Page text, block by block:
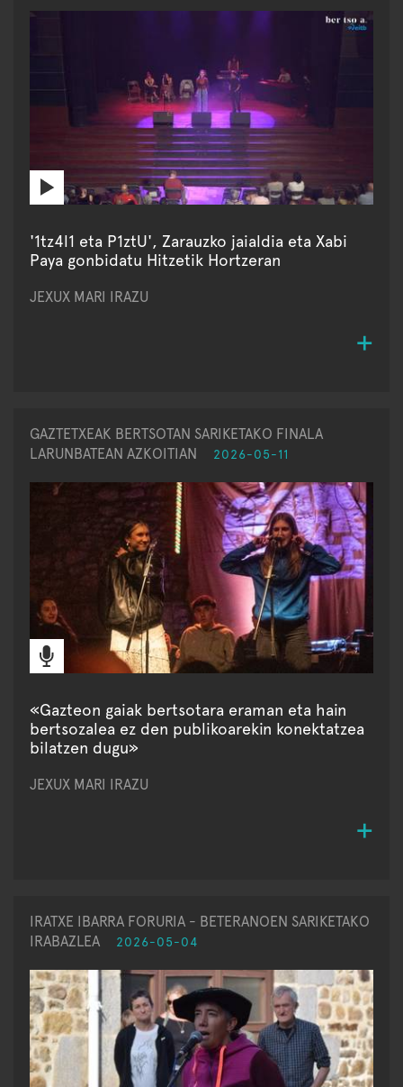
'1tz4l1 eta P1ztU', Zarauzko jaialdia eta Xabi
Paya gonbidatu Hitzetik Hortzeran
JEXUX MARI IRAZU
GAZTETXEAK BERTSOTAN SARIKETAKO FINALA
LARUNBATEAN AZKOITIAN
2026-05-11
«Gazteon gaiak bertsotara eraman eta hain
bertsozalea ez den publikoarekin konektatzea
bilatzen dugu»
JEXUX MARI IRAZU
IRATXE IBARRA FORURIA - BETERANOEN SARIKETAKO
IRABAZLEA
2026-05-04